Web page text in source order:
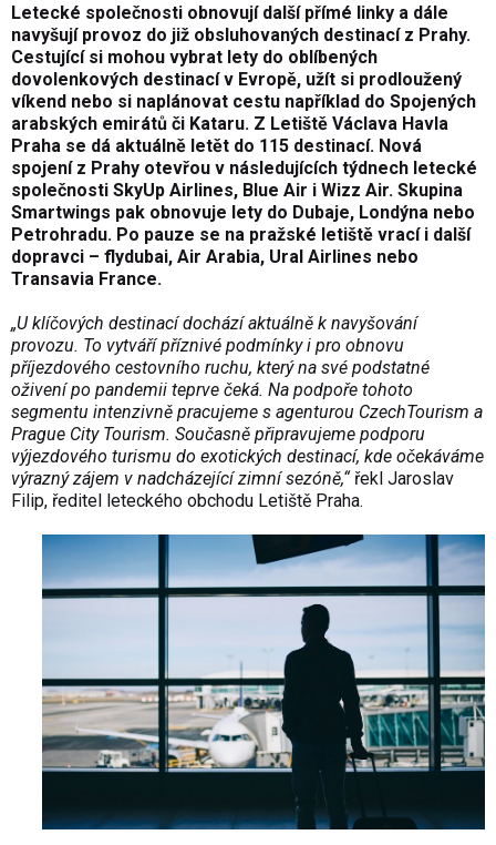
Letecké společnosti obnovují další přímé linky a dále
navyšují provoz do již obsluhovaných destinací z Prahy.
Cestující si mohou vybrat lety do oblíbených
dovolenkových destinací v Evropě, užít si prodloužený
víkend nebo si naplánovat cestu například do Spojených
arabských emirátů či Kataru. Z Letiště Václava Havla
Praha se dá aktuálně letět do 115 destinací. Nová
spojení z Prahy otevřou v následujících týdnech letecké
společnosti SkyUp Airlines, Blue Air i Wizz Air. Skupina
Smartwings pak obnovuje lety do Dubaje, Londýna nebo
Petrohradu. Po pauze se na pražské letiště vrací i další
dopravci – flydubai, Air Arabia, Ural Airlines nebo
Transavia France.
„U klíčových destinací dochází aktuálně k navyšování
provozu. To vytváří příznivé podmínky i pro obnovu
příjezdového cestovního ruchu, který na své podstatné
oživení po pandemii teprve čeká. Na podpoře tohoto
segmentu intenzivně pracujeme s agenturou CzechTourism a
Prague City Tourism. Současně připravujeme podporu
výjezdového turismu do exotických destinací, kde očekáváme
výrazný zájem v nadcházející zimní sezóně,“řekl Jaroslav
Filip, ředitel leteckého obchodu Letiště Praha.